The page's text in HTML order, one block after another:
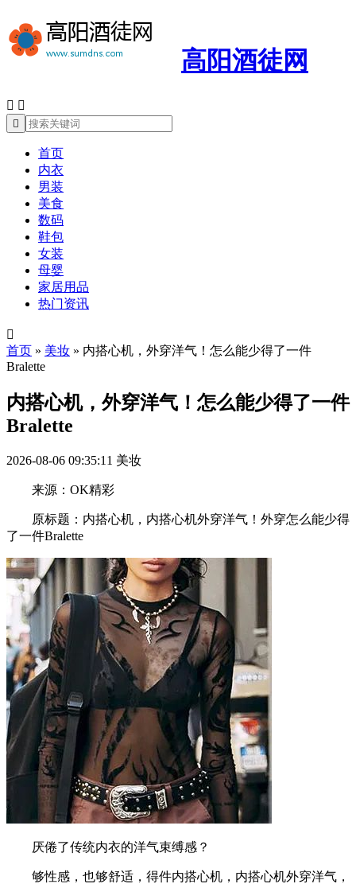
高阳酒徒网
 

首页
内衣
男装
美食
数码
鞋包
女装
母婴
家居用品
热门资讯

首页 » 美妆 » 内搭心机，外穿洋气！怎么能少得了一件
Bralette
内搭心机，外穿洋气！怎么能少得了一件
Bralette
2026-08-06 09:35:11 美妆
来源：OK精彩
原标题：内搭心机，内搭心机外穿洋气！外穿怎么能少得
了一件Bralette
厌倦了传统内衣的洋气束缚感？
够性感，也够舒适，得件内搭心机，内搭心机外穿洋气，